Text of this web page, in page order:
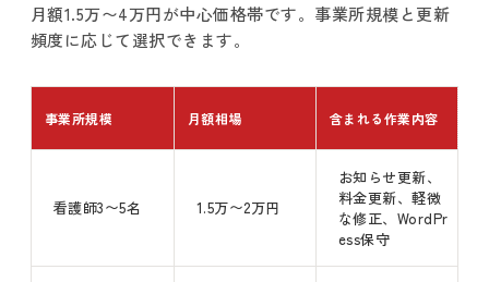
月額1.5万〜4万円が中心価格帯です。事業所規模と更新
頻度に応じて選択できます。
事業所規模 月額相場 含まれる作業内容
看護師3〜5名 1.5万〜2万円
お知らせ更新、
料金更新、軽微
な修正、WordPr
ess保守